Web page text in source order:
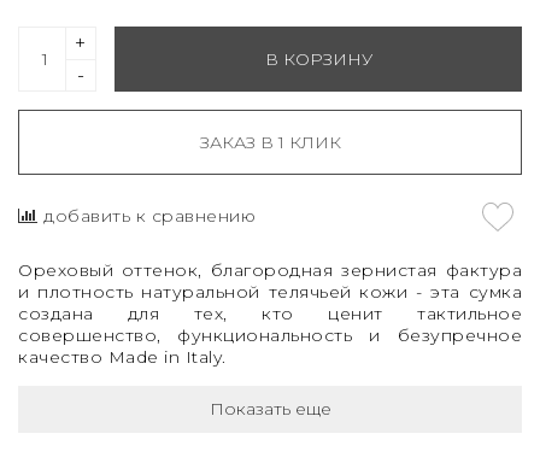
-
+
В КОРЗИНУ
ЗАКАЗ В 1 КЛИК
добавить к сравнению
Ореховый оттенок, благородная зернистая фактура
и плотность натуральной телячьей кожи - эта сумка
создана для тех, кто ценит тактильное
совершенство, функциональность и безупречное
качество Made in Italy.
Показать еще